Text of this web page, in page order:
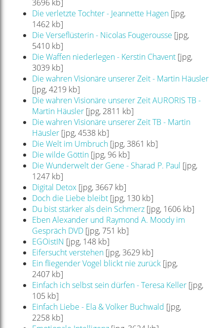
3696 kb]
Die verletzte Tochter - Jeannette Hagen[jpg,
1462 kb]
Die Verseflüsterin - Nicolas Fougerousse [jpg,
5410 kb]
Die Waffen niederlegen - Kerstin Chavent[jpg,
3039 kb]
Die wahren Visionäre unserer Zeit - Martin Häusler
[jpg, 4219 kb]
Die wahren Visionäre unserer Zeit AURORIS TB -
Martin Häusler[jpg, 2811 kb]
Die wahren Visionäre unserer Zeit TB - Martin
Häusler[jpg, 4538 kb]
Die Welt im Umbruch[jpg, 3861 kb]
Die wilde Göttin[jpg, 96 kb]
Die Wunderwelt der Gene - Sharad P. Paul [jpg,
1247 kb]
Digital Detox[jpg, 3667 kb]
Doch die Liebe bleibt[jpg, 130 kb]
Du bist stärker als dein Schmerz[jpg, 1606 kb]
Eben Alexander und Raymond A. Moody im
Gespräch DVD[jpg, 751 kb]
EGOistIN [jpg, 148 kb]
Eifersucht verstehen[jpg, 3629 kb]
Ein fliegender Vogel blickt nie zurück[jpg,
2407 kb]
Einfach ich selbst sein dürfen - Teresa Keller[jpg,
105 kb]
Einfach Liebe - Ela & Volker Buchwald [jpg,
2258 kb]